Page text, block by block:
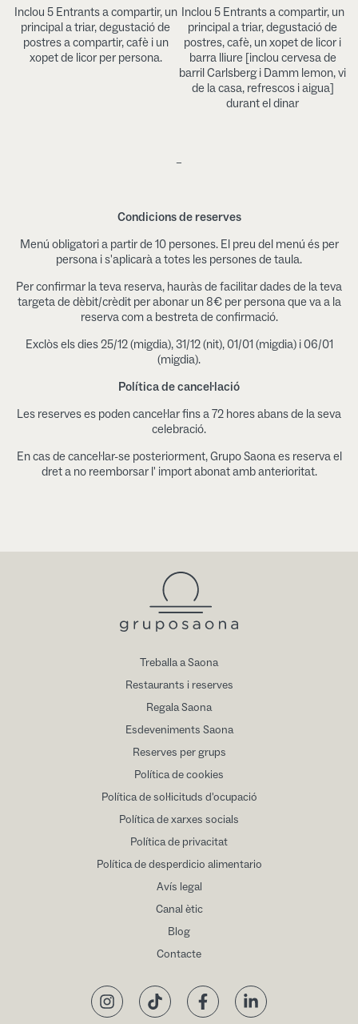
Inclou 5 Entrants a compartir, un
principal a triar, degustació de
postres a compartir, cafè i un
xopet de licor per persona.
Inclou 5 Entrants a compartir, un
principal a triar, degustació de
postres, cafè, un xopet de licor i
barra lliure [inclou cervesa de
barril Carlsberg i Damm lemon, vi
de la casa, refrescos i aigua]
durant el dinar
–
Condicions de reserves
Menú obligatori a partir de 10 persones. El preu del menú és per
persona i s'aplicarà a totes les persones de taula.
Per confirmar la teva reserva, hauràs de facilitar dades de la teva
targeta de dèbit/crèdit per abonar un 8€ per persona que va a la
reserva com a bestreta de confirmació.
Exclòs els dies 25/12 (migdia), 31/12 (nit), 01/01 (migdia) i 06/01
(migdia).
Política de cancel·lació
Les reserves es poden cancel·lar fins a 72 hores abans de la seva
celebració.
En cas de cancel·lar-se posteriorment, Grupo Saona es reserva el
dret a no reemborsar l' import abonat amb anterioritat.
Treballa a Saona
Restaurants i reserves
Regala Saona
Esdeveniments Saona
Reserves per grups
Política de cookies
Política de sol·licituds d'ocupació
Política de xarxes socials
Política de privacitat
Política de desperdicio alimentario
Avís legal
Canal ètic
Blog
Contacte
InstagramTikTok FacebookLinkedIn